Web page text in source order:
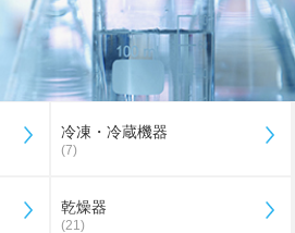
冷凍・冷蔵機器
(7)
乾燥器
(21)